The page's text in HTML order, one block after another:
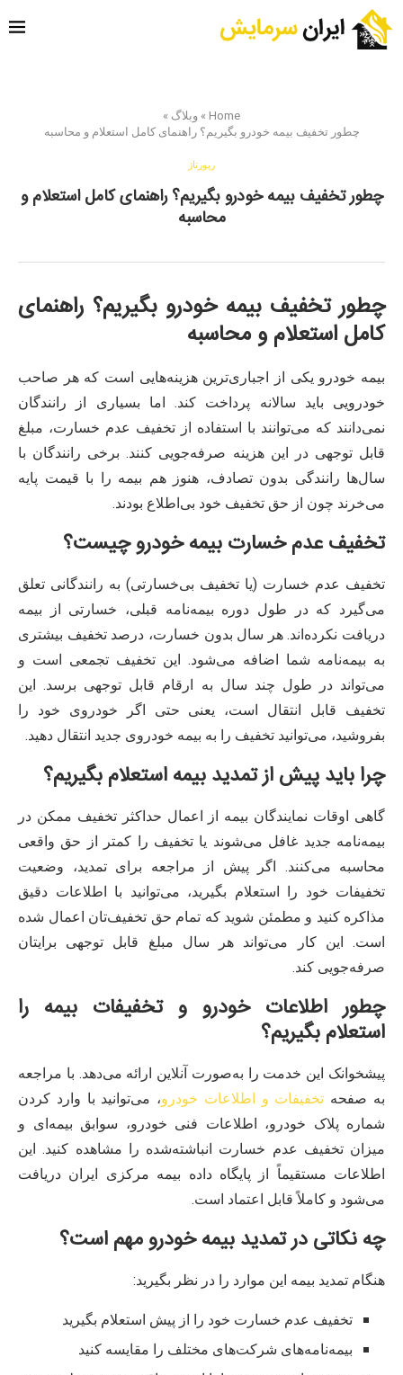
Home
»وبلاگ »
چطور تخفیف بیمه خودرو بگیریم؟ راهنمای کامل استعلام و محاسبه
رپورتاژ
چطور تخفیف بیمه خودرو بگیریم؟ راهنمای کامل استعلام و
محاسبه
چطور تخفیف بیمه خودرو بگیریم؟ راهنمای
کامل استعلام و محاسبه
بیمه خودرو یکی از اجباری‌ترین هزینه‌هایی است که هر صاحب
خودرویی باید سالانه پرداخت کند. اما بسیاری از رانندگان
نمی‌دانند که می‌توانند با استفاده از تخفیف عدم خسارت، مبلغ
قابل توجهی در این هزینه صرفه‌جویی کنند. برخی رانندگان با
سال‌ها رانندگی بدون تصادف، هنوز هم بیمه را با قیمت پایه
می‌خرند چون از حق تخفیف خود بی‌اطلاع بودند.
تخفیف عدم خسارت بیمه خودرو چیست؟
تخفیف عدم خسارت (یا تخفیف بی‌خسارتی) به رانندگانی تعلق
می‌گیرد که در طول دوره بیمه‌نامه قبلی، خسارتی از بیمه
دریافت نکرده‌اند. هر سال بدون خسارت، درصد تخفیف بیشتری
به بیمه‌نامه شما اضافه می‌شود. این تخفیف تجمعی است و
می‌تواند در طول چند سال به ارقام قابل توجهی برسد. این
تخفیف قابل انتقال است، یعنی حتی اگر خودروی خود را
بفروشید، می‌توانید تخفیف را به بیمه خودروی جدید انتقال دهید.
چرا باید پیش از تمدید بیمه استعلام بگیریم؟
گاهی اوقات نمایندگان بیمه از اعمال حداکثر تخفیف ممکن در
بیمه‌نامه جدید غافل می‌شوند یا تخفیف را کمتر از حق واقعی
محاسبه می‌کنند. اگر پیش از مراجعه برای تمدید، وضعیت
تخفیفات خود را استعلام بگیرید، می‌توانید با اطلاعات دقیق
مذاکره کنید و مطمئن شوید که تمام حق تخفیف‌تان اعمال شده
است. این کار می‌تواند هر سال مبلغ قابل توجهی برایتان
صرفه‌جویی کند.
چطور اطلاعات خودرو و تخفیفات بیمه را
استعلام بگیریم؟
پیشخوانک این خدمت را به‌صورت آنلاین ارائه می‌دهد. با مراجعه
به صفحه تخفیفات و اطلاعات خودرو، می‌توانید با وارد کردن
شماره پلاک خودرو، اطلاعات فنی خودرو، سوابق بیمه‌ای و
میزان تخفیف عدم خسارت انباشته‌شده را مشاهده کنید. این
اطلاعات مستقیماً از پایگاه داده بیمه مرکزی ایران دریافت
می‌شود و کاملاً قابل اعتماد است.
چه نکاتی در تمدید بیمه خودرو مهم است؟
هنگام تمدید بیمه این موارد را در نظر بگیرید:
تخفیف عدم خسارت خود را از پیش استعلام بگیرید
بیمه‌نامه‌های شرکت‌های مختلف را مقایسه کنید